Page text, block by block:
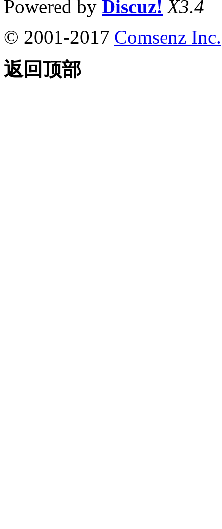
Powered by Discuz! X3.4
© 2001-2017 Comsenz Inc.
返回顶部